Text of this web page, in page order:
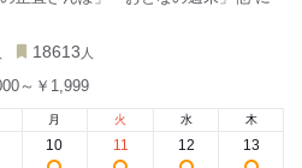
18613 人
～￥1,999
月
10
火
11
水
12
木
13